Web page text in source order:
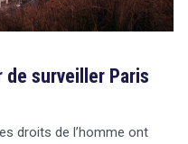
de surveiller Paris
droits de l’homme ont